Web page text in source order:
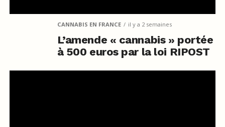
CANNABIS EN FRANCE il y a 2 semaines
L’amende « cannabis » portée
à 500 euros par la loi RIPOST